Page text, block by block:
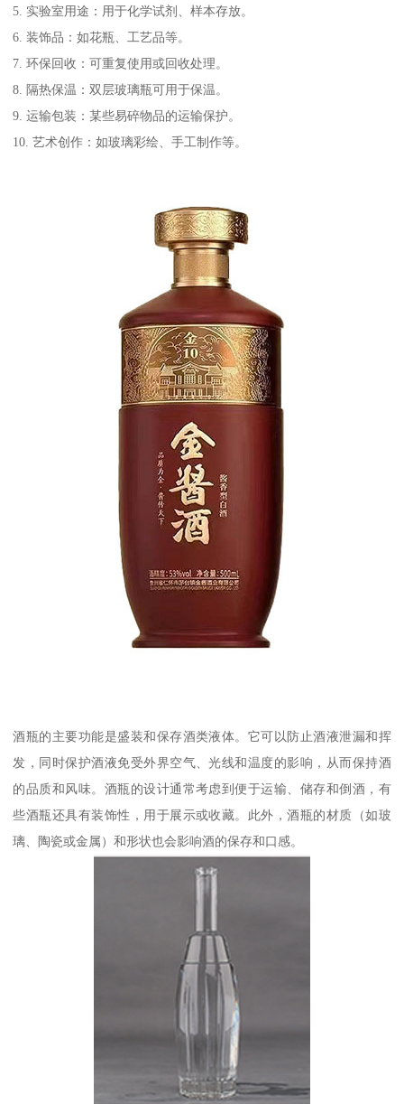
5. 实验室用途：用于化学试剂、样本存放。
6. 装饰品：如花瓶、工艺品等。
7. 环保回收：可重复使用或回收处理。
8. 隔热保温：双层玻璃瓶可用于保温。
9. 运输包装：某些易碎物品的运输保护。
10. 艺术创作：如玻璃彩绘、手工制作等。
酒瓶的主要功能是盛装和保存酒类液体。它可以防止酒液泄漏和挥
发，同时保护酒液免受外界空气、光线和温度的影响，从而保持酒
的品质和风味。酒瓶的设计通常考虑到便于运输、储存和倒酒，有
些酒瓶还具有装饰性，用于展示或收藏。此外，酒瓶的材质（如玻
璃、陶瓷或金属）和形状也会影响酒的保存和口感。